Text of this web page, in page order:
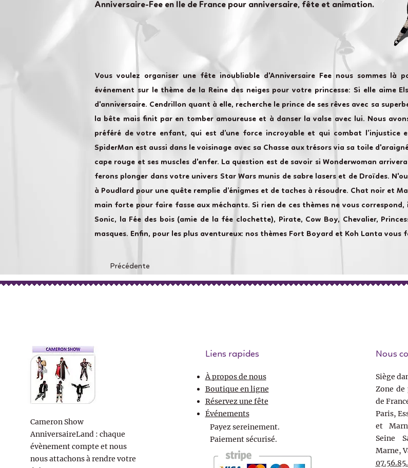
Anniversaire-Fee en Ile de France pour anniversaire, fête et animation.
Vous voulez organiser une fête inoubliable d'Anniversaire Fee nous sommes là
événement sur le thème de la Reine des neiges pour votre princesse: Si elle aime
d'anniversaire. Cendrillon quant à elle, recherche le prince de ses rêves avec sa
la bête mais finit par en tomber amoureuse et à danser la valse avec lui. Nous
préféré de votre enfant, qui est d’une force incroyable et qui combat l’injustice
SpiderMan est aussi dans le voisinage avec sa Chasse aux trésors via sa toile
cape rouge et ses muscles d'enfer. La question est de savoir si Wonderwoman
ferons plonger dans votre univers Star Wars munis de sabre lasers et de Droïdes.
à Poudlard pour une quête remplie d’énigmes et de taches à résoudre. Chat noir et
main forte pour faire fasse aux méchants. Si rien de ces thèmes ne vous
Sonic, la Fée des bois (amie de la fée clochette), Pirate, Cow Boy, Chevalier,
masques. Enfin, pour les plus aventureux: nos thèmes Fort Boyard et Koh Lanta vous
Précédente
Cameron Show
AnniversaireLand : chaque
évènement compte et nous
nous attachons à rendre votre
Liens rapides
À propos de nous
Boutique en ligne
Réservez une fête
Événements
Payez sereinement.
Paiement sécurisé.
Nous
Siège
Zone
de
Paris,
et
Seine
Marne,